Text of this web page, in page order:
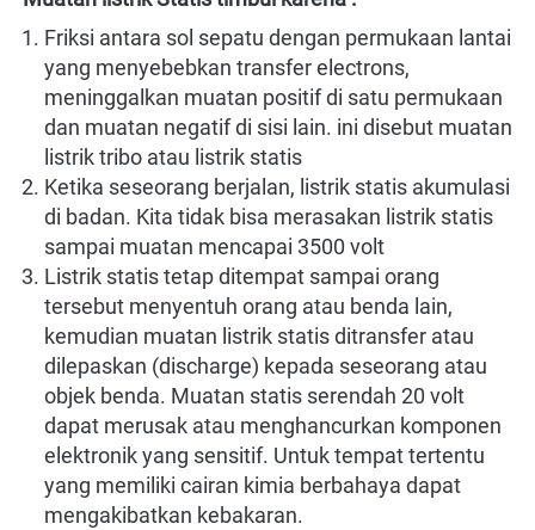
Friksi antara sol sepatu dengan permukaan lantai
yang menyebebkan transfer electrons,
meninggalkan muatan positif di satu permukaan
dan muatan negatif di sisi lain. ini disebut muatan
listrik tribo atau listrik statis
Ketika seseorang berjalan, listrik statis akumulasi
di badan. Kita tidak bisa merasakan listrik statis
sampai muatan mencapai 3500 volt
Listrik statis tetap ditempat sampai orang
tersebut menyentuh orang atau benda lain,
kemudian muatan listrik statis ditransfer atau
dilepaskan (discharge) kepada seseorang atau
objek benda. Muatan statis serendah 20 volt
dapat merusak atau menghancurkan komponen
elektronik yang sensitif. Untuk tempat tertentu
yang memiliki cairan kimia berbahaya dapat
mengakibatkan kebakaran.